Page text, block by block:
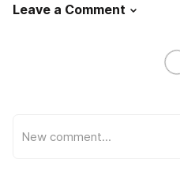
Leave a Comment